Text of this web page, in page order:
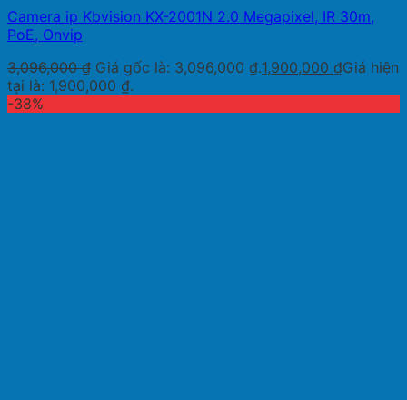
Camera ip Kbvision KX-2001N 2.0 Megapixel, IR 30m,
PoE, Onvip
3,096,000₫ Giá gốc là: 3,096,000 ₫.1,900,000 ₫Giá hiện
tại là: 1,900,000 ₫.
-38%